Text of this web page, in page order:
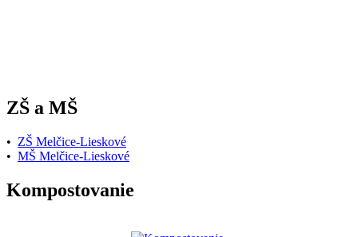
ZŠ a MŠ
• ZŠ Melčice-Lieskové
• MŠ Melčice-Lieskové
Kompostovanie